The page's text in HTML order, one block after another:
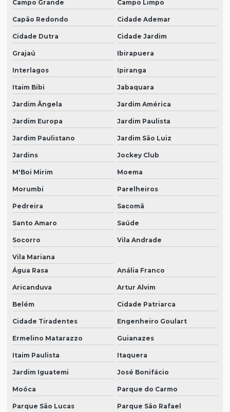
Campo Grande Campo Limpo
Capão Redondo Cidade Ademar
Cidade Dutra Cidade Jardim
Grajaú Ibirapuera
Interlagos Ipiranga
Itaim Bibi Jabaquara
Jardim Ângela Jardim América
Jardim Europa Jardim Paulista
Jardim Paulistano Jardim São Luiz
Jardins Jockey Club
M'Boi Mirim Moema
Morumbi Parelheiros
Pedreira Sacomã
Santo Amaro Saúde
Socorro Vila Andrade
Vila Mariana
Água Rasa
Anália Franco
Aricanduva Artur Alvim
Belém Cidade Patriarca
Cidade Tiradentes Engenheiro Goulart
Ermelino Matarazzo Guianazes
Itaim Paulista Itaquera
Jardim Iguatemi José Bonifácio
Moóca Parque do Carmo
Parque São Lucas Parque São Rafael